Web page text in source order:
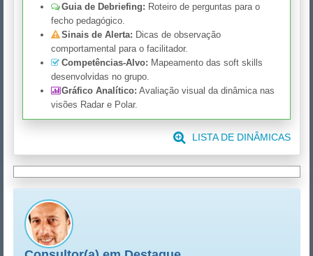
Guia de Debriefing: Roteiro de perguntas para o
fecho pedagógico.
Sinais de Alerta: Dicas de observação
comportamental para o facilitador.
Competências-Alvo: Mapeamento das soft skills
desenvolvidas no grupo.
Gráfico Analítico: Avaliação visual da dinâmica nas
visões Radar e Polar.
LISTA DE DINÂMICAS